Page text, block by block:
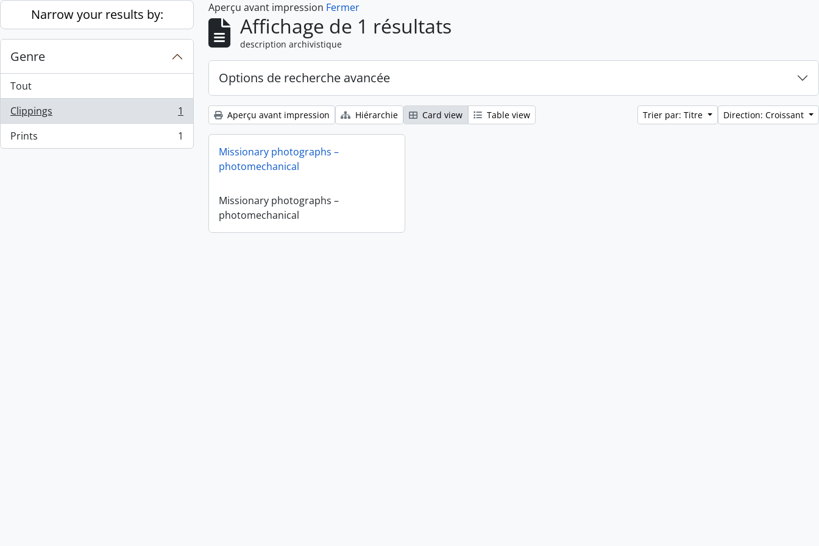
Skip to main content
Narrow your results by:
Genre
Tout
Clippings
, 1 résultats
1
Prints
, 1 résultats 1
Aperçu avant impression Fermer
Affichage de 1 résultats
description archivistique
Options de recherche avancée
Aperçu avant impression Hiérarchie Card view Table view Trier par: Titre Direction: Croissant
Missionary photographs –
photomechanical
Missionary photographs –
photomechanical